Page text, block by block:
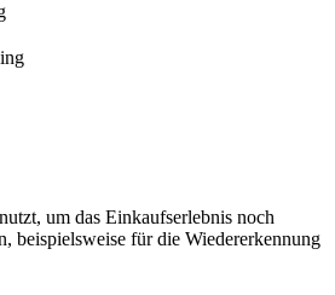
um das Einkaufserlebnis noch
beispielsweise für die Wiedererkennung